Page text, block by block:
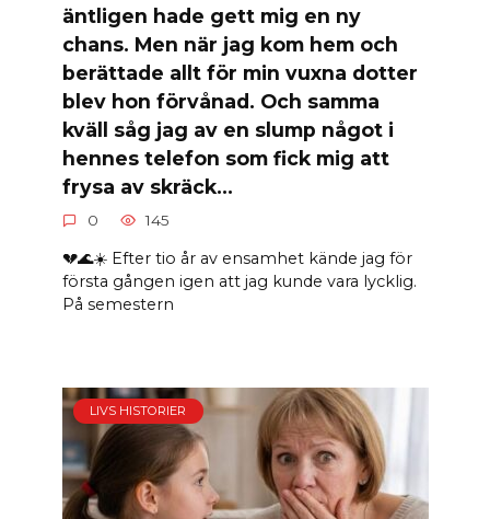
äntligen hade gett mig en ny
chans. Men när jag kom hem och
berättade allt för min vuxna dotter
blev hon förvånad. Och samma
kväll såg jag av en slump något i
hennes telefon som fick mig att
frysa av skräck…
0 145
💔🌊☀️ Efter tio år av ensamhet kände jag för
första gången igen att jag kunde vara lycklig.
På semestern
LIVS HISTORIER